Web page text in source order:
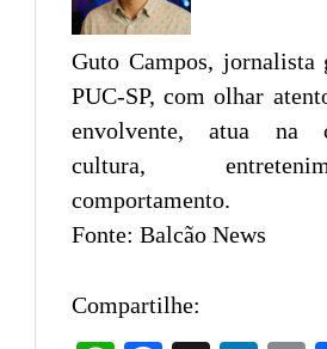
Guto Campos, jornalista
PUC-SP, com olhar
envolvente, atua na
cultura,
comportamento.
Fonte: Balcão News
Compartilhe: